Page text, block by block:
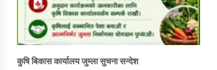
कार्यक्रम कार्यान्वयन एकाई जुम्लाको सुचना
कुषि बिकास कार्यालय जुम्ला सुचना सन्देश